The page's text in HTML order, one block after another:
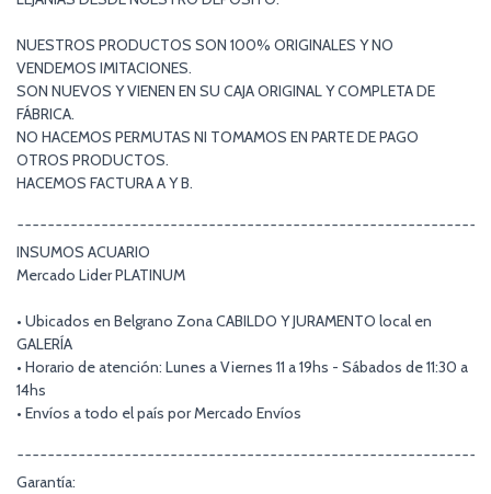
NUESTROS PRODUCTOS SON 100% ORIGINALES Y NO
VENDEMOS IMITACIONES.
SON NUEVOS Y VIENEN EN SU CAJA ORIGINAL Y COMPLETA DE
FÁBRICA.
NO HACEMOS PERMUTAS NI TOMAMOS EN PARTE DE PAGO
OTROS PRODUCTOS.
HACEMOS FACTURA A Y B.
INSUMOS ACUARIO
Mercado Lider PLATINUM
• Ubicados en Belgrano Zona CABILDO Y JURAMENTO local en
GALERÍA
• Horario de atención: Lunes a Viernes 11 a 19hs - Sábados de 11:30 a
14hs
• Envíos a todo el país por Mercado Envíos
Garantía: